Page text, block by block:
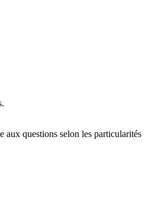
aux questions selon les particularités